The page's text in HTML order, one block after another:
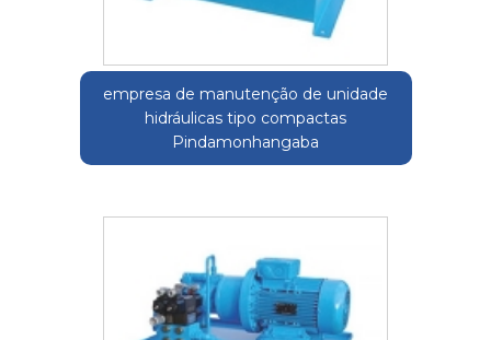
empresa de manutenção de unidade
hidráulicas tipo compactas
Pindamonhangaba